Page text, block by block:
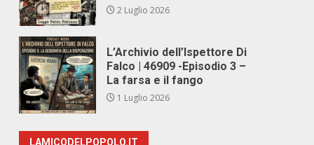
2 Luglio 2026
L’Archivio dell’Ispettore Di
Falco | 46909 -Episodio 3 –
La farsa e il fango
1 Luglio 2026
LAMICODELPOPOLO.IT